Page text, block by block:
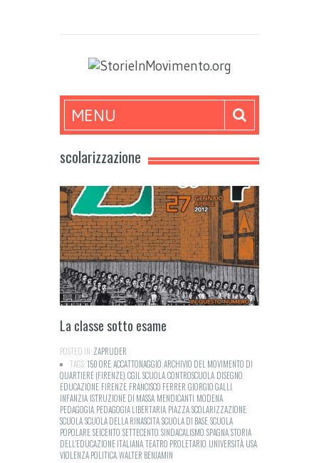
MENU
scolarizzazione
La classe sotto esame
POSTED IN:ZAPRUDER
TAGS:150 OREACCATTONAGGIO ARCHIVIO DEL MOVIMENTO DI
QUARTIERE (FIRENZE) CGIL SCUOLACONTROSCUOLA DISEGNO
EDUCAZIONE FIRENZE FRANCISCO FERRER GIORGIO GALLI
INFANZIA ISTRUZIONE DI MASSA MENDICANTI MODENA
PEDAGOGIA PEDAGOGIA LIBERTARIA PIAZZASCOLARIZZAZIONE
SCUOLASCUOLA DELLA RINASCITASCUOLA DI BASESCUOLA
POPOLARESEICENTO SETTECENTO SINDACALISMO SPAGNASTORIA
DELL'EDUCAZIONE ITALIANATEATRO PROLETARIO UNIVERSITÀ USA
VIOLENZA POLITICAWALTER BENJAMIN